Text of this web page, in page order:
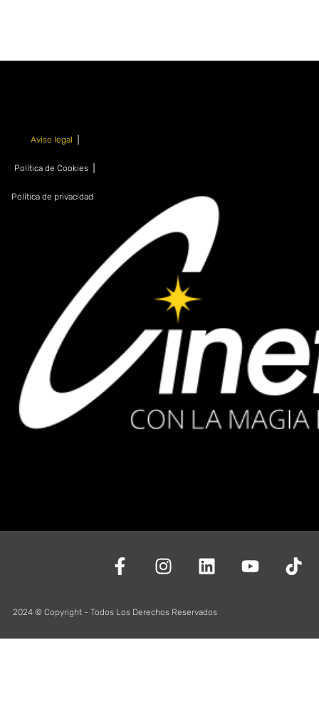
Aviso legal
Política de Cookies
Política de privacidad
2024 © Copyright - Todos Los Derechos Reservados